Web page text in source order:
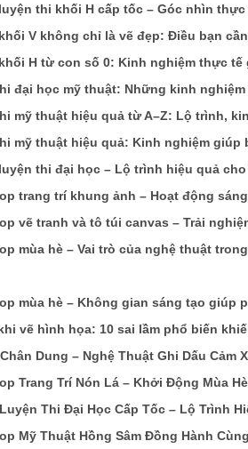
thi khối H cấp tốc – Góc nhìn
V không chỉ là vẽ đẹp: Điều bạn
H từ con số 0: Kinh nghiệm thực tế
đại học mỹ thuật: Những kinh
mỹ thuật hiệu quả từ A–Z: Lộ trình,
mỹ thuật hiệu quả: Kinh nghiệm giúp
thi đại học – Lộ trình hiệu quả
trang trí khung ảnh – Hoạt động
vẽ tranh và tô túi canvas – Trải
mùa hè – Vai trò của nghệ thuật
mùa hè – Không gian sáng tạo giúp
vẽ hình họa: 10 sai lầm phổ biến
Dung – Nghệ Thuật Ghi Dấu Cảm
Trang Trí Nón Lá – Khởi Động Mùa
Thi Đại Học Cấp Tốc – Lộ Trình
Mỹ Thuật Hồng Sâm Đồng Hành